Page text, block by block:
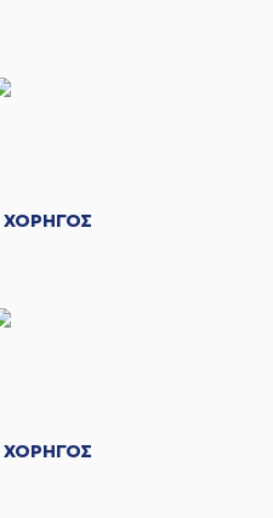
ΧΟΡΗΓΟΣ
ΧΟΡΗΓΟΣ